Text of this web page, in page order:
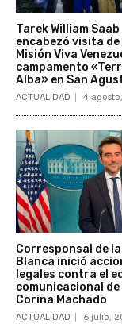
Tarek William Saab
encabezó visita de
Misión Viva
campamento
Alba» en San
ACTUALIDAD 4
Corresponsal de
Blanca inició
legales contra el
comunicacional de
Corina Machado
ACTUALIDAD 6 julio,